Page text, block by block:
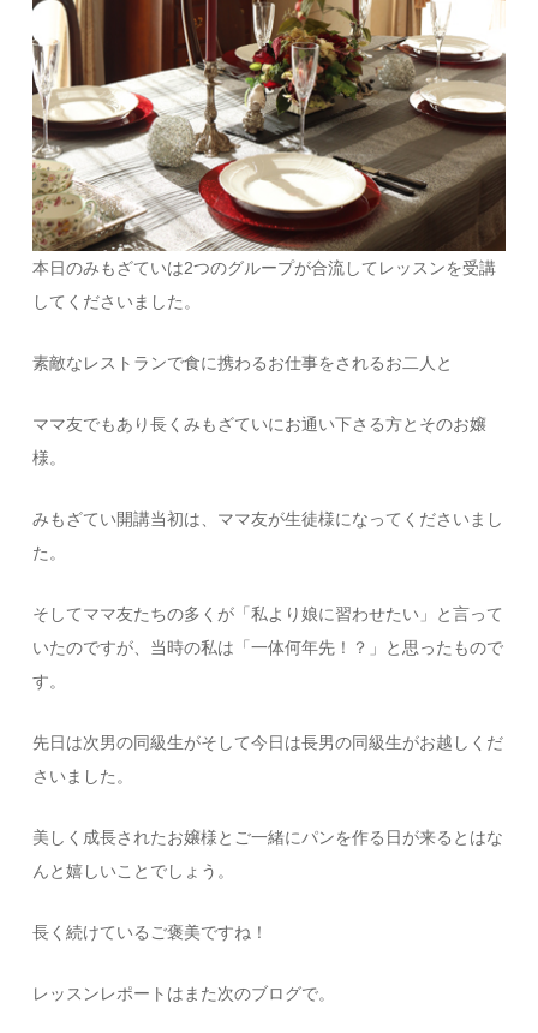
本日のみもざていは2つのグループが合流してレッスンを受講
してくださいました。
素敵なレストランで食に携わるお仕事をされるお二人と
ママ友でもあり長くみもざていにお通い下さる方とそのお嬢
様。
みもざてい開講当初は、ママ友が生徒様になってくださいまし
た。
そしてママ友たちの多くが「私より娘に習わせたい」と言って
いたのですが、当時の私は「一体何年先！？」と思ったもので
す。
先日は次男の同級生がそして今日は長男の同級生がお越しくだ
さいました。
美しく成長されたお嬢様とご一緒にパンを作る日が来るとはな
んと嬉しいことでしょう。
長く続けているご褒美ですね！
レッスンレポートはまた次のブログで。